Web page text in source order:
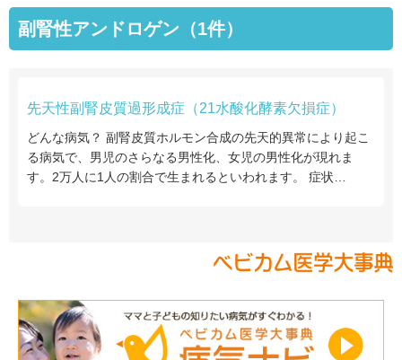
副腎性アンドロゲン（1件）
先天性副腎皮質過形成症（21水酸化酵素欠損症）
どんな病気？ 副腎皮質ホルモン合成の先天的異常により起こ
る病気で、男児のさらなる男性化、女児の男性化が現れま
す。2万人に1人の割合で生まれるといわれます。 症状…